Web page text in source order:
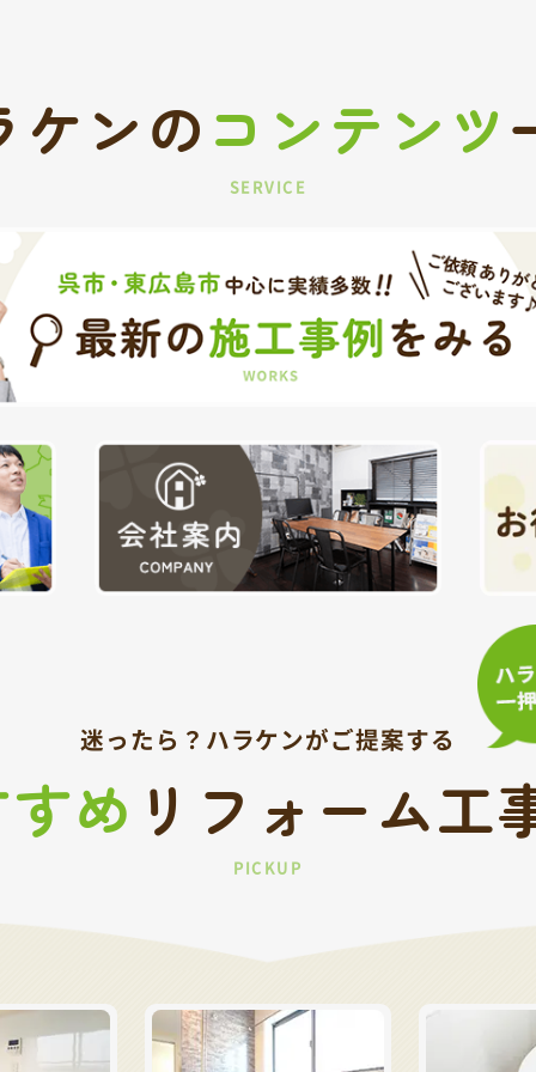
ケンのコンテンツ
SERVICE
迷ったら？ ハラケンがご提案する
め リフォーム工
PICKUP